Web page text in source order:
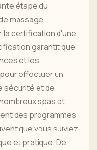
étape du
massage
la certification d'une
garantit que
et les
effectuer un
sécurité et de
spas et
des programmes
que vous suiviez
et pratique. De